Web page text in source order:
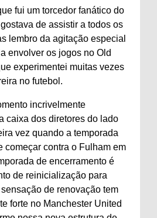
fui um torcedor fanático do
de assistir a todos os
lembro da agitação especial
envolver os jogos no Old
experimentei muitas vezes
no futebol.
incrivelmente
caixa dos diretores do lado
vez quando a temporada
começar contra o Fulham em
de encerramento é
de reinicialização para
de renovação tem
forte no Manchester United